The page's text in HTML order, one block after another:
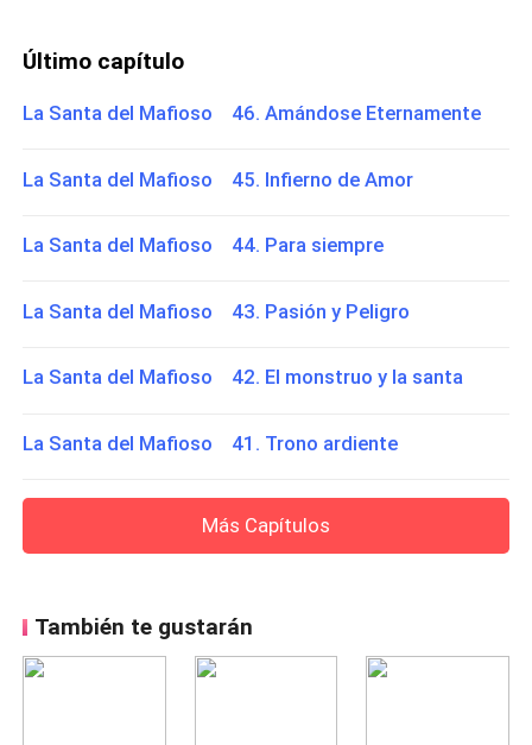
Último capítulo
La Santa del Mafioso 46. Amándose Eternamente
La Santa del Mafioso 45. Infierno de Amor
La Santa del Mafioso 44. Para siempre
La Santa del Mafioso 43. Pasión y Peligro
La Santa del Mafioso 42. El monstruo y la santa
La Santa del Mafioso 41. Trono ardiente
Más Capítulos
También te gustarán